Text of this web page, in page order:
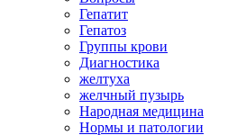
Гепатит
Гепатоз
Группы крови
Диагностика
желтуха
желчный пузырь
Народная медицина
Нормы и патологии